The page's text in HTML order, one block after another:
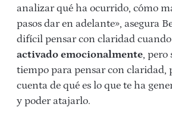
analizar qué ha ocurrido, cómo
pasos dar en adelante», asegura
difícil pensar con claridad
activado emocionalmente, pero
tiempo para pensar con claridad,
cuenta de qué es lo que te ha
y poder atajarlo.